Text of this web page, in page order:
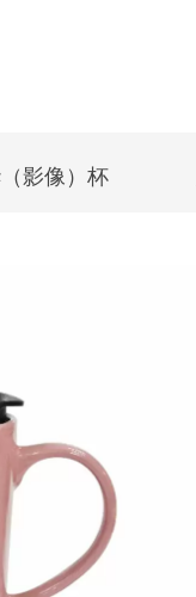
影像）杯